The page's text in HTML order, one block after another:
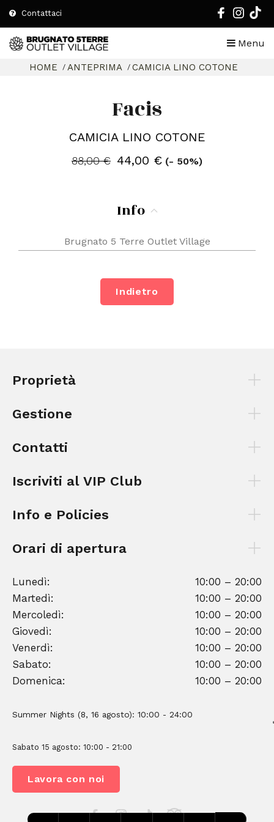
Contattaci
Menu
HOME ANTEPRIMA CAMICIA LINO COTONE
Facis
CAMICIA LINO COTONE
88,00 € 44,00 € (- 50%)
Info
Brugnato 5 Terre Outlet Village
Indietro
Proprietà
Gestione
Contatti
Iscriviti al VIP Club
Info e Policies
Orari di apertura
Lunedì:
10:00 – 20:00
Martedì:
10:00 – 20:00
Mercoledì:
10:00 – 20:00
Giovedì:
10:00 – 20:00
Venerdì:
10:00 – 20:00
Sabato:
10:00 – 20:00
Domenica:
10:00 – 20:00
Summer Nights (8, 16 agosto): 10:00 - 24:00
Sabato 15 agosto: 10:00 - 21:00
Lavora con noi